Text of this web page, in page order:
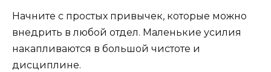
Начните с простых привычек, которые можно
внедрить в любой отдел. Маленькие усилия
накапливаются в большой чистоте и
дисциплине.